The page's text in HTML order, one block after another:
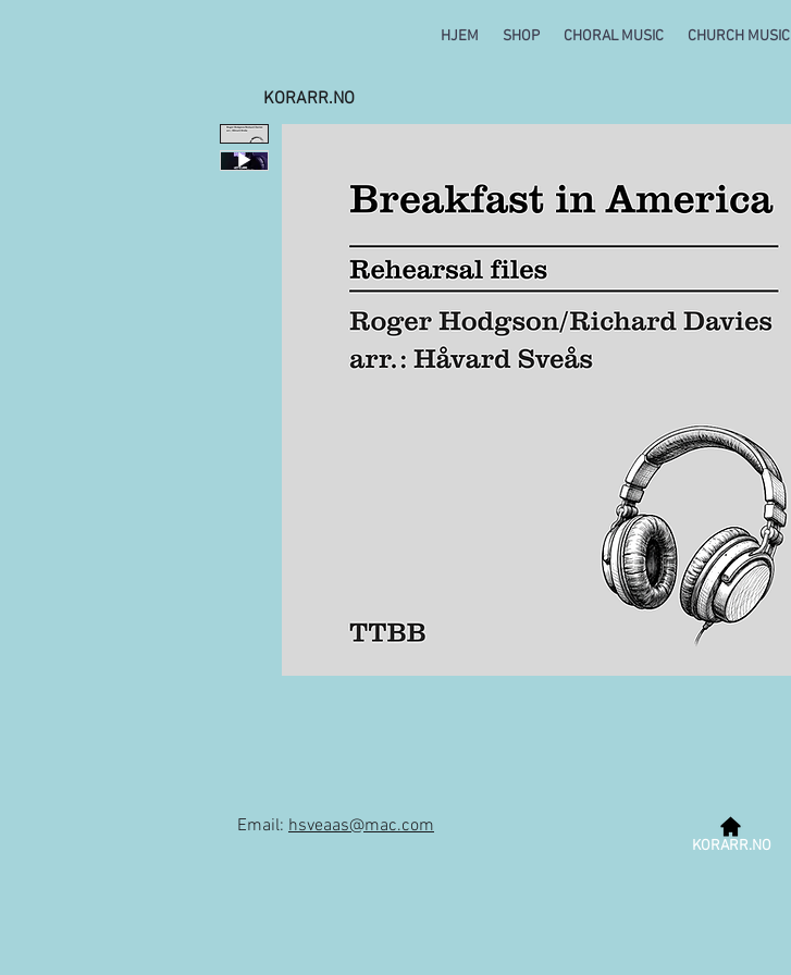
HJEM SHOP CHORAL MUSIC CHURCH MUSIC
KORARR.NO
KORARR.NO
Email: hsveaas@mac.com